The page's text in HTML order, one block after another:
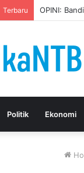
Terbaru Kuasa
Politik Ekonomi